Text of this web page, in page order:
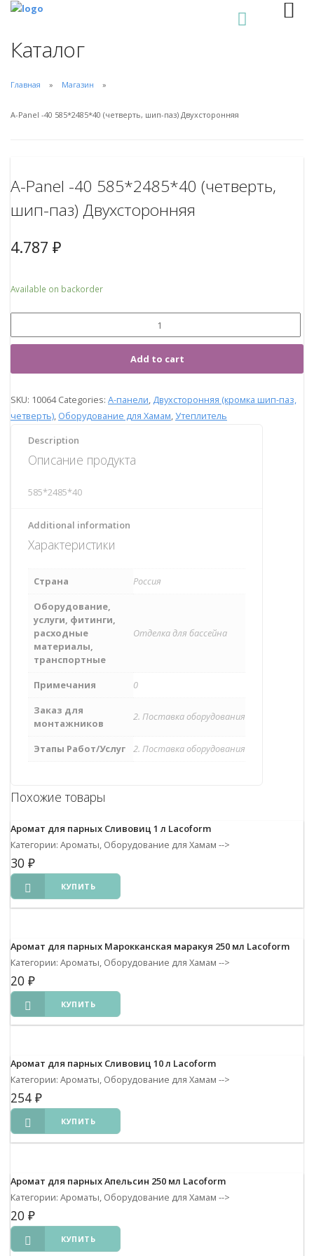
Каталог
Главная Магазин
A-Panel -40 585*2485*40 (четверть, шип-паз) Двухсторонняя
A-Panel -40 585*2485*40 (четверть,
шип-паз) Двухсторонняя
4.787 ₽
Available on backorder
Add to cart
SKU: 10064 Categories: А-панели Двухсторонняя (кромка шип-паз,
четверть) Оборудование для Хамам Утеплитель
Description
Описание продукта
585*2485*40
Additional information
Характеристики
Страна
Россия
Оборудование,
услуги, фитинги,
расходные
материалы,
транспортные
Отделка для бассейна
Примечания
0
Заказ для
монтажников
2. Поставка оборудования
Этапы Работ/Услуг 2. Поставка оборудования
Похожие товары
Аромат для парных Сливовиц 1 л Lacoform
Категории: Ароматы, Оборудование для Хамам -->
30 ₽
КУПИТЬ
Аромат для парных Марокканская маракуя 250 мл Lacoform
Категории: Ароматы, Оборудование для Хамам -->
20 ₽
КУПИТЬ
Аромат для парных Сливовиц 10 л Lacoform
Категории: Ароматы, Оборудование для Хамам -->
254 ₽
КУПИТЬ
Аромат для парных Апельсин 250 мл Lacoform
Категории: Ароматы, Оборудование для Хамам -->
20 ₽
КУПИТЬ